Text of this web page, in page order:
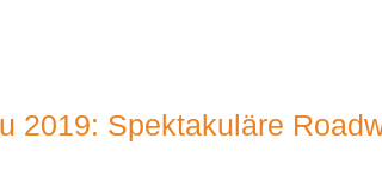
2019: Spektakuläre